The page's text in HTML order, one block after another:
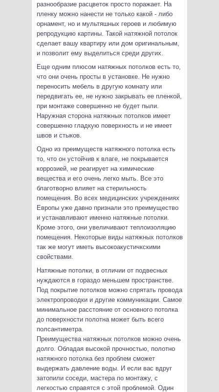
разнообразие расцветок просто поражает. На
пленку можно нанести не только какой - либо
орнамент, но и мультяшных героев и любимую
репродукцию картины. Такой натяжной потолок
сделает вашу квартиру или дом оригинальным,
и позволит ему выделиться среди других.
Еще одним плюсом натяжных потолков есть то,
что они очень просты в установке. Не нужно
переносить мебель в другую комнату или
передвигать ее, не нужно закрывать ее пленкой,
при монтаже совершенно не будет пыли.
Наружная сторона натяжных потолков имеет
совершенно гладкую поверхность и не имеет
швов и стыков.
Одно из преимуществ натяжного потолка есть
то, что он устойчив к влаге, не покрывается
коррозией, не реагирует на химические
вещества и его очень легко мыть. Все это
благотворно влияет на стерильность
помещения. Во всех медицинских учреждениях
Европы уже давно признали это преимущество
и устанавливают именно натяжные потолки.
Кроме этого, они увеличивают теплоизоляцию
помещения. Некоторые виды натяжных потолков
так же могут иметь высокоакустичкскими
свойствами.
Натяжные потолки, в отличии от подвесных
нуждаются в гораздо меньшем пространстве.
Под покрытие потолков можно спрятать провода
электропроводки и другие коммуникации. Самое
минимальное расстояние от основного потолка
до поверхности полотна может быть всего
полсантиметра.
Преимущества натяжных потолков можно очень
долго. Обладая высокой прочностью, полотно
натяжного потолка без проблем сможет
выдержать давление воды. И если вас вдруг
затопили соседи, мастера по монтажу, с
легкостью справятся с этой проблемой. Один